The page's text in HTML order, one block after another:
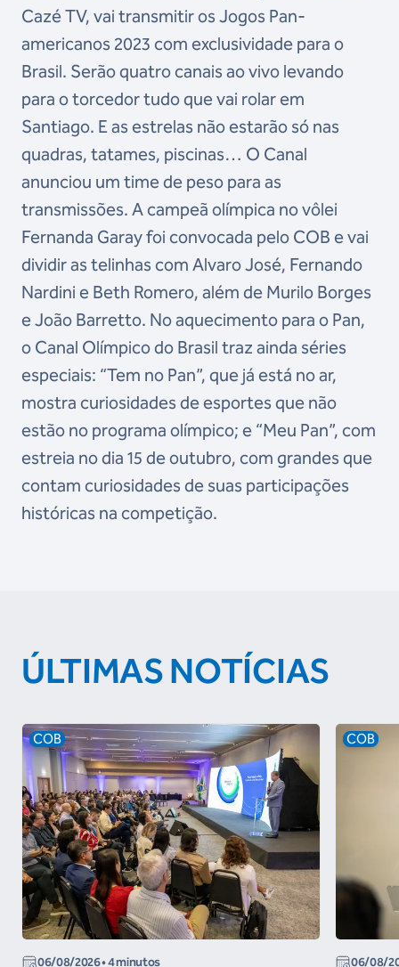
Cazé TV, vai transmitir os Jogos Pan-
americanos 2023 com exclusividade para o
Brasil. Serão quatro canais ao vivo levando
para o torcedor tudo que vai rolar em
Santiago. E as estrelas não estarão só nas
quadras, tatames, piscinas… O Canal
anunciou um time de peso para as
transmissões. A campeã olímpica no vôlei
Fernanda Garay foi convocada pelo COB e vai
dividir as telinhas com Alvaro José, Fernando
Nardini e Beth Romero, além de Murilo Borges
e João Barretto. No aquecimento para o Pan,
o Canal Olímpico do Brasil traz ainda séries
especiais: “Tem no Pan”, que já está no ar,
mostra curiosidades de esportes que não
estão no programa olímpico; e “Meu Pan”, com
estreia no dia 15 de outubro, com grandes que
contam curiosidades de suas participações
históricas na competição.
ÚLTIMAS NOTÍCIAS
COB
06/08/2026• 4 minutos
COB
06/08/